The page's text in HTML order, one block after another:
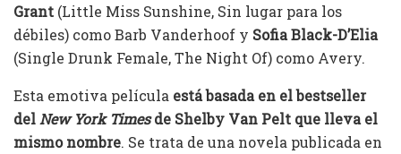
Grant (Little Miss Sunshine, Sin lugar para los
débiles) como Barb Vanderhoof y Sofia Black-D’Elia
(Single Drunk Female, The Night Of) como Avery.
Esta emotiva película está basada en el bestseller
del New York Timesde Shelby Van Pelt que lleva el
mismo nombre. Se trata de una novela publicada en